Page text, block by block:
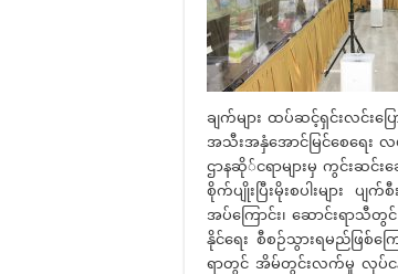
ချက်များ ထပ်ဆင့်ရှင်းလင်းပြေ
အသီးအနှံအောင်မြင်စေရေး
ဌာနဆို်ငရာများမှ ကွင်းဆင်း
စိုက်ပျိုးပြီးမိုးစပါးများ ပ
အပ်ကြောင်း၊ ဆောင်းရာသီ
နိုင်ရေး စီစဉ်သွားရမည်ဖြစ်ကြ
ရာတွင် အိမ်တွင်းလက်မှု လုပ်ငန်း